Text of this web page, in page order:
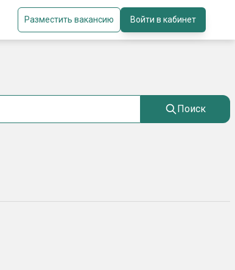
Разместить вакансию Войти в кабинет
Поиск